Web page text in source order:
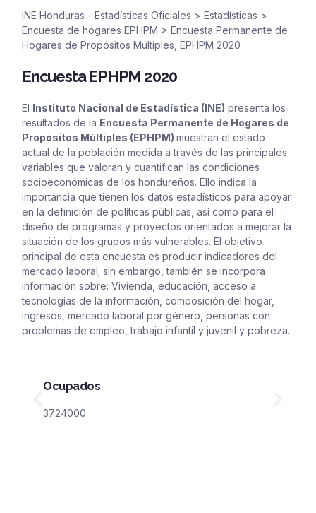
INE Honduras - Estadísticas Oficiales > Estadísticas >
Encuesta de hogares EPHPM > Encuesta Permanente de
Hogares de Propósitos Múltiples, EPHPM 2020
Encuesta EPHPM 2020
El Instituto Nacional de Estadística (INE) presenta los
resultados de la Encuesta Permanente de Hogares de
Propósitos Múltiples (EPHPM) muestran el estado
actual de la población medida a través de las principales
variables que valoran y cuantifican las condiciones
socioeconómicas de los hondureños. Ello indica la
importancia que tienen los datos estadísticos para apoyar
en la definición de políticas públicas, así como para el
diseño de programas y proyectos orientados a mejorar la
situación de los grupos más vulnerables. El objetivo
principal de esta encuesta es producir indicadores del
mercado laboral; sin embargo, también se incorpora
información sobre: Vivienda, educación, acceso a
tecnologías de la información, composición del hogar,
ingresos, mercado laboral por género, personas con
problemas de empleo, trabajo infantil y juvenil y pobreza.
Ocupados
3724000